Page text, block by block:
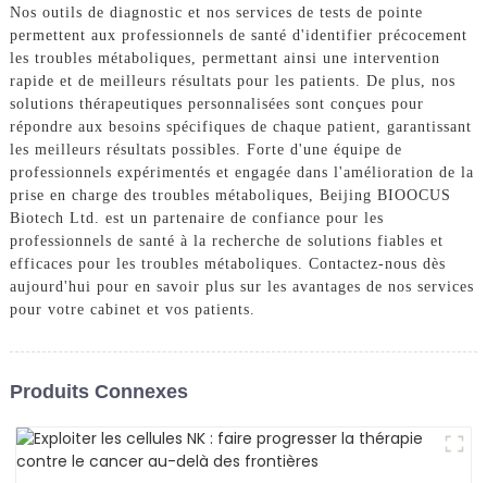
Nos outils de diagnostic et nos services de tests de pointe
permettent aux professionnels de santé d'identifier précocement
les troubles métaboliques, permettant ainsi une intervention
rapide et de meilleurs résultats pour les patients. De plus, nos
solutions thérapeutiques personnalisées sont conçues pour
répondre aux besoins spécifiques de chaque patient, garantissant
les meilleurs résultats possibles. Forte d'une équipe de
professionnels expérimentés et engagée dans l'amélioration de la
prise en charge des troubles métaboliques, Beijing BIOOCUS
Biotech Ltd. est un partenaire de confiance pour les
professionnels de santé à la recherche de solutions fiables et
efficaces pour les troubles métaboliques. Contactez-nous dès
aujourd'hui pour en savoir plus sur les avantages de nos services
pour votre cabinet et vos patients.
Produits Connexes